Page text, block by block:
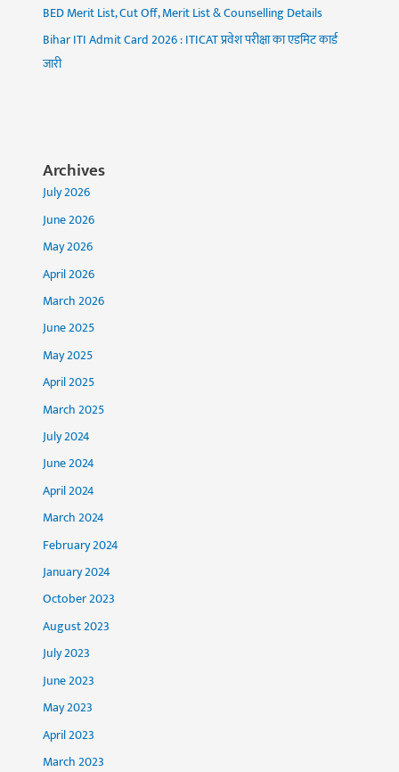
BED Merit List, Cut Off, Merit List & Counselling Details
Bihar ITI Admit Card 2026 : ITICAT प्रवेश परीक्षा का एडमिट कार्ड
जारी
Archives
July 2026
June 2026
May 2026
April 2026
March 2026
June 2025
May 2025
April 2025
March 2025
July 2024
June 2024
April 2024
March 2024
February 2024
January 2024
October 2023
August 2023
July 2023
June 2023
May 2023
April 2023
March 2023